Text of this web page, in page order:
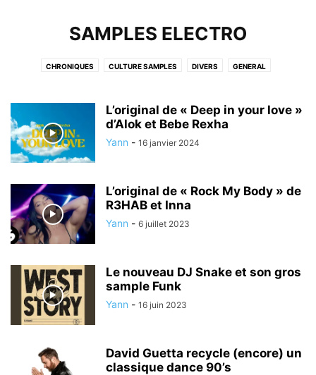
SAMPLES ELECTRO
CHRONIQUES CULTURE SAMPLES DIVERS GENERAL
NON CLASSÉ PLAYLIST
REPRISES SAMPLES DIVERS SAMPLES ELECTRO
SAMPLES POP/ROCK TOP 5 DES SAMPLES
L’original de « Deep in your love »
d’Alok et Bebe Rexha
Yann - 16 janvier 2024
L’original de « Rock My Body » de
R3HAB et Inna
Yann - 6 juillet 2023
Le nouveau DJ Snake et son gros
sample Funk
Yann - 16 juin 2023
David Guetta recycle (encore) un
classique dance 90’s